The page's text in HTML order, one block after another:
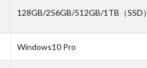
128GB/256GB/512GB/1TB（SSD）
Windows10 Pro